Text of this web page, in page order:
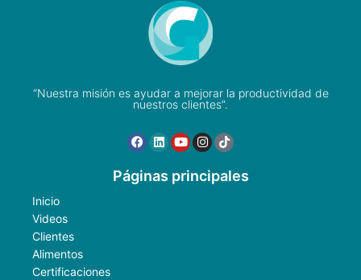
“Nuestra misión es ayudar a mejorar la productividad de
nuestros clientes”.
Páginas principales
Inicio
Videos
Clientes
Alimentos
Certificaciones